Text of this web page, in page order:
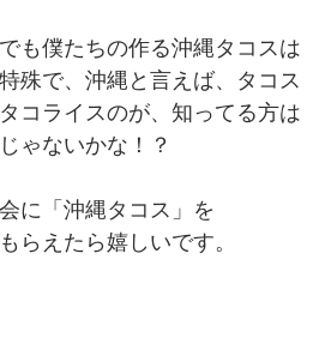
も僕たちの作る沖縄タコスは
殊で、沖縄と言えば、タコス
コライスのが、知ってる方は
ゃないかな！？
に「沖縄タコス」を
らえたら嬉しいです。